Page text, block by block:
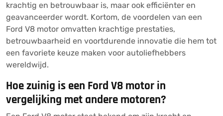
krachtig en betrouwbaar is, maar ook efficiënter en
geavanceerder wordt. Kortom, de voordelen van een
Ford V8 motor omvatten krachtige prestaties,
betrouwbaarheid en voortdurende innovatie die hem tot
een favoriete keuze maken voor autoliefhebbers
wereldwijd.
Hoe zuinig is een Ford V8 motor in
vergelijking met andere motoren?